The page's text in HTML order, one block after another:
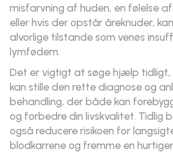
misfarvning af huden, en følelse
eller hvis der opstår åreknuder,
alvorlige tilstande som venøs
lymfødem.
Det er vigtigt at søge hjælp tidligt,
kan stille den rette diagnose og
behandling, der både kan
og forbedre din livskvalitet. Tidlig
også reducere risikoen for
blodkarrene og fremme en